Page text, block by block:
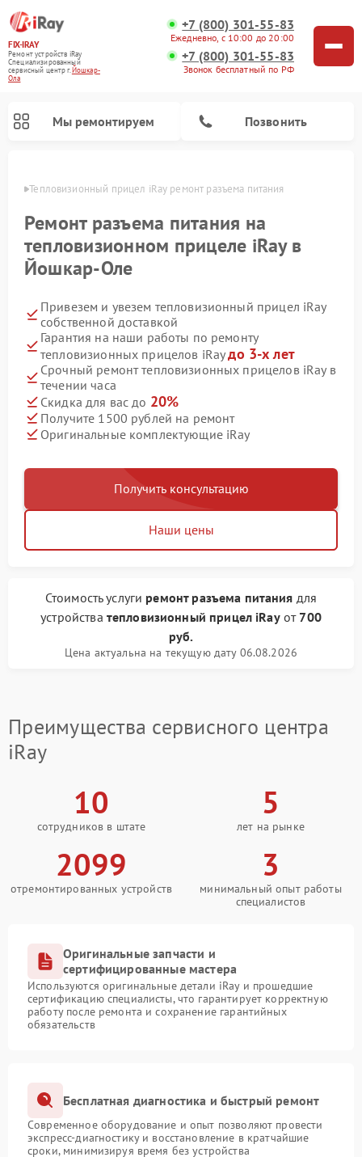
FIX-IRAY
Ремонт устройств iRay
Специализированный
cервисный центр г.Йошкар-
Ола
+7 (800) 301-55-83
Ежедневно, с 10:00 до 20:00
+7 (800) 301-55-83
Звонок бесплатный по РФ
Мы ремонтируем Позвонить
Оле Тепловизионный прицел iRay ремонт разъема питания
Ремонт разъема питания на
тепловизионном прицеле iRay в
Йошкар-Оле
Привезем и увезем тепловизионный прицел iRay
собственной доставкой
Гарантия на наши работы по ремонту
тепловизионных прицелов iRayдо 3-х лет
Срочный ремонт тепловизионных прицелов iRay в
течении часа
Скидка для вас до 20%
Получите 1500 рублей на ремонт
Оригинальные комплектующие iRay
Получить консультацию
Наши цены
Стоимость услуги ремонт разъема питания для
устройства тепловизионный прицел iRayот 700
руб.
Цена актуальна на текущую дату 06.08.2026
Преимущества сервисного центра
iRay
10
сотрудников в штате
5
лет на рынке
2099
отремонтированных устройств
3
минимальный опыт работы
специалистов
Оригинальные запчасти и
сертифицированные мастера
Используются оригинальные детали iRay и прошедшие
сертификацию специалисты, что гарантирует корректную
работу после ремонта и сохранение гарантийных
обязательств
Бесплатная диагностика и быстрый ремонт
Современное оборудование и опыт позволяют провести
экспресс-диагностику и восстановление в кратчайшие
сроки, минимизируя время без устройства